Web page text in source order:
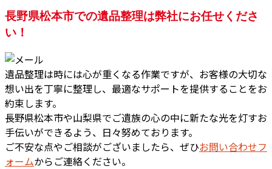
長野県松本市での遺品整理は弊社にお任せくださ
い！
遺品整理は時には心が重くなる作業ですが、お客様の大切な
想い出を丁寧に整理し、最適なサポートを提供することをお
約束します。
長野県松本市や山梨県でご遺族の心の中に新たな光を灯すお
手伝いができるよう、日々努めております。
ご不安な点やご相談がございましたら、ぜひお問い合わせフ
ォームからご連絡ください。